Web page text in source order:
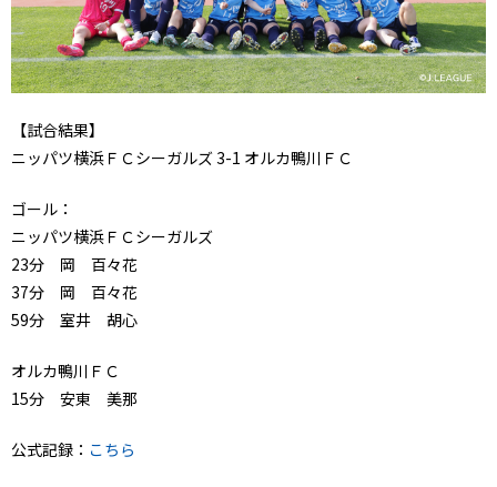
【試合結果】
ニッパツ横浜ＦＣシーガルズ 3-1 オルカ鴨川ＦＣ
ゴール：
ニッパツ横浜ＦＣシーガルズ
23分 岡 百々花
37分 岡 百々花
59分 室井 胡心
オルカ鴨川ＦＣ
15分 安東 美那
公式記録： こちら